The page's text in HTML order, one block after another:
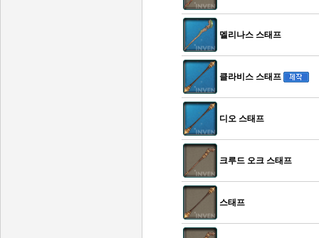
멜리나스 스태프
클라비스 스태프
디오 스태프
크루드 오크 스태프
스태프